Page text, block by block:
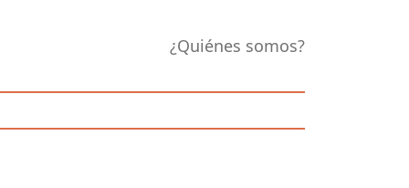
¿Quiénes somos?